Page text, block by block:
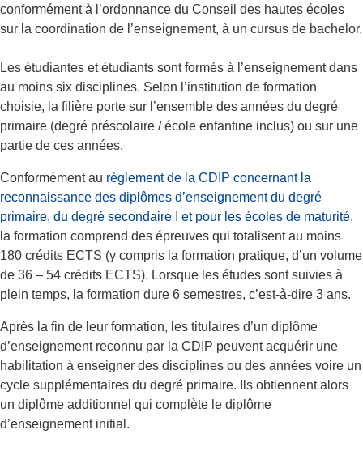
conformément à l’ordonnance du Conseil des hautes écoles
sur la coordination de l’enseignement, à un cursus de bachelor.
Les étudiantes et étudiants sont formés à l’enseignement dans
au moins six disciplines. Selon l’institution de formation
choisie, la filière porte sur l’ensemble des années du degré
primaire (degré préscolaire / école enfantine inclus) ou sur une
partie de ces années.
Conformément au règlement de la CDIP concernant la
reconnaissance des diplômes d’enseignement du degré
primaire, du degré secondaire I et pour les écoles de maturité,
la formation comprend des épreuves qui totalisent au moins
180 crédits ECTS (y compris la formation pratique, d’un volume
de 36 – 54 crédits ECTS). Lorsque les études sont suivies à
plein temps, la formation dure 6 semestres, c’est-à-dire 3 ans.
Après la fin de leur formation, les titulaires d’un diplôme
d’enseignement reconnu par la CDIP peuvent acquérir une
habilitation à enseigner des disciplines ou des années voire un
cycle supplémentaires du degré primaire. Ils obtiennent alors
un diplôme additionnel qui complète le diplôme
d’enseignement initial.